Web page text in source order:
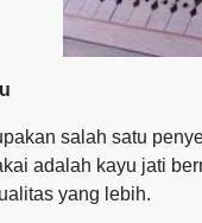
salah satu
adalah kayu jati
yang lebih.